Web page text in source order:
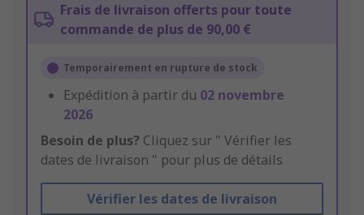
Frais de livraison offerts pour toute
commande de plus de 90,00 €
Temporairement en rupture de stock
Expédition à partir du 02 novembre
2026
Besoin de plus? Cliquez sur " Vérifier les
dates de livraison " pour plus de détails
Vérifier les dates de livraison